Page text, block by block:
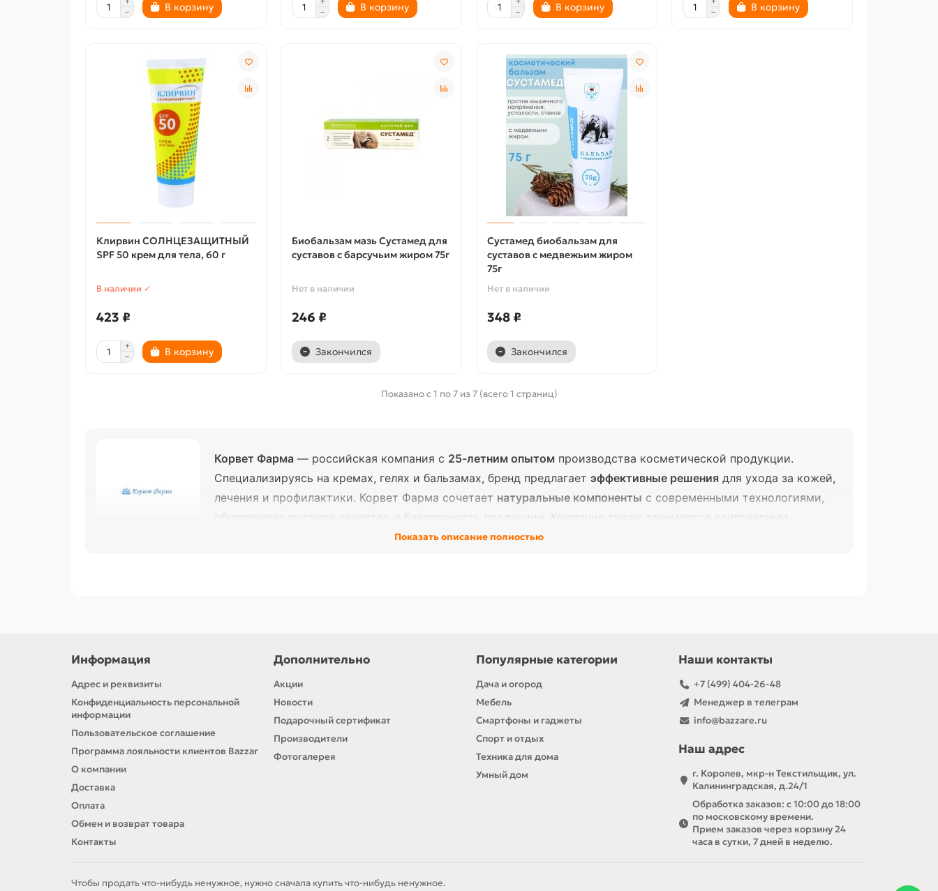
В корзину В корзину В корзину В корзину
Клирвин СОЛНЦЕЗАЩИТНЫЙ
SPF 50 крем для тела, 60 г
В наличии ✓
423 ₽
В корзину
Биобальзам мазь Сустамед для
суставов с барсучьим жиром 75г
Нет в наличии
246 ₽
Закончился
Сустамед биобальзам для
суставов с медвежьим жиром
75г
Нет в наличии
348 ₽
Закончился
Показано с 1 по 7 из 7 (всего 1 страниц)
Корвет Фарма — российская компания с 25-летним опытом производства косметической продукции.
Специализируясь на кремах, гелях и бальзамах, бренд предлагает эффективные решения для ухода за кожей,
лечения и профилактики. Корвет Фарма сочетает натуральные компоненты с современными технологиями,
обеспечивая высокое качество и безопасность продукции. Компания также занимается контрактным
производством, разрабатывая уникальные рецептуры по запросу клиентов .
Корвет Фарма — это косметики, который предлагает эффективные и безопасные
здоровья. Бренд продолжает развиваться, внедряя инновации и сохраняя традиции качества.
Корвет Фарма — забота о вашей коже с 1999 года!
Показать описание полностью
Информация
Адрес и реквизиты
Конфиденциальность персональной
информации
Пользовательское соглашение
Программа лояльности клиентов Bazzar
О компании
Доставка
Оплата
Обмен и возврат товара
Контакты
Дополнительно
Акции
Новости
Подарочный сертификат
Производители
Фотогалерея
Популярные категории
Дача и огород
Мебель
Смартфоны и гаджеты
Спорт и отдых
Техника для дома
Умный дом
Наши контакты
+7 (499) 404-26-48
Менеджер в телеграм
info@bazzare.ru
Наш адрес
г. Королев, мкр-н Текстильщик, ул.
Калининградская, д.24/1
Обработка заказов: с 10:00 до 18:00
по московскому времени.
Прием заказов через корзину 24
часа в сутки, 7 дней в неделю.
Чтобы продать что-нибудь ненужное, нужно сначала купить что-нибудь ненужное.